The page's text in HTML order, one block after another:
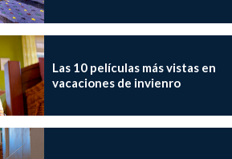
Las 10 películas más vistas en
vacaciones de invienro